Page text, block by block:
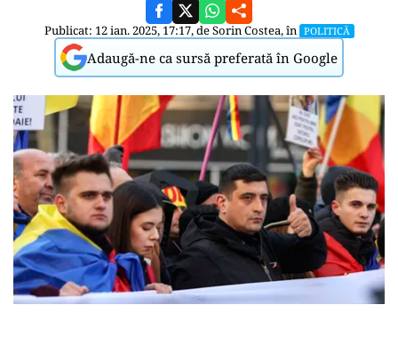
Publicat: 12 ian. 2025, 17:17, deSorin Costea, în POLITICĂ
Adaugă-ne ca sursă preferată în Google